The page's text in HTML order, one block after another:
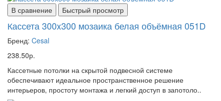
В сравнение Быстрый просмотр
Кассета 300x300 мозаика белая объёмная 051D
Бренд: Cesal
238.50р.
Кассетные потолки на скрытой подвесной системе
обеспечивают идеальное пространственное решение
интерьеров, простоту монтажа и легкий доступ в запотоло..